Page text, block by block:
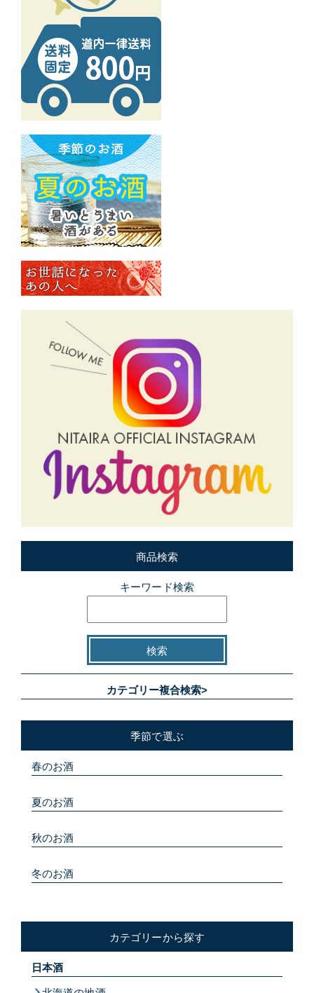
商品検索
キーワード検索
カテゴリー複合検索>
季節で選ぶ
春のお酒
夏のお酒
秋のお酒
冬のお酒
カテゴリーから探す
日本酒